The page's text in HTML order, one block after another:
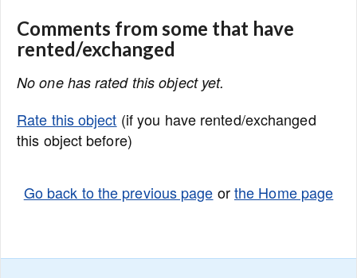
Comments from some that have
rented/exchanged
No one has rated this object yet.
Rate this object (if you have rented/exchanged
this object before)
Go back to the previous page orthe Home page